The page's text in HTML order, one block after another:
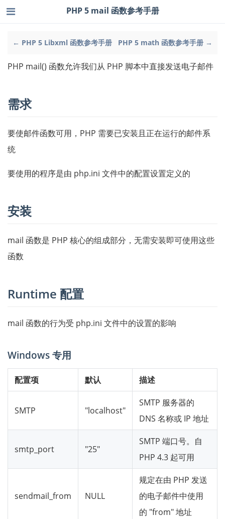
← PHP 5 Libxml 函数参考手册 PHP 5 math 函数参考手册 →
PHP 5 mail 函数参考手册
PHP mail() 函数允许我们从 PHP 脚本中直接发送电子邮件
需求
要使邮件函数可用，PHP 需要已安装且正在运行的邮件系
统
要使用的程序是由 php.ini 文件中的配置设置定义的
安装
mail 函数是 PHP 核心的组成部分，无需安装即可使用这些
函数
Runtime 配置
mail 函数的行为受 php.ini 文件中的设置的影响
Windows 专用
配置项 默认 描述
SMTP "localhost"
SMTP 服务器的
DNS 名称或 IP 地址
smtp_port "25"
SMTP 端口号。自
PHP 4.3 起可用
sendmail_from NULL
规定在由 PHP 发送
的电子邮件中使用
的 "from" 地址